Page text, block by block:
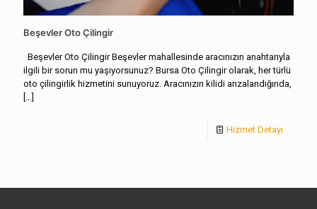
Beşevler Oto Çilingir
Beşevler Oto Çilingir Beşevler mahallesinde aracınızın anahtarıyla
ilgili bir sorun mu yaşıyorsunuz? Bursa Oto Çilingir olarak, her türlü
oto çilingirlik hizmetini sunuyoruz. Aracınızın kilidi arızalandığında,
[…]
Hizmet Detayı